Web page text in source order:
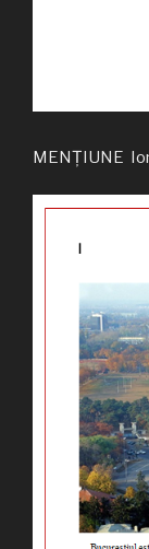
MENȚIUNE